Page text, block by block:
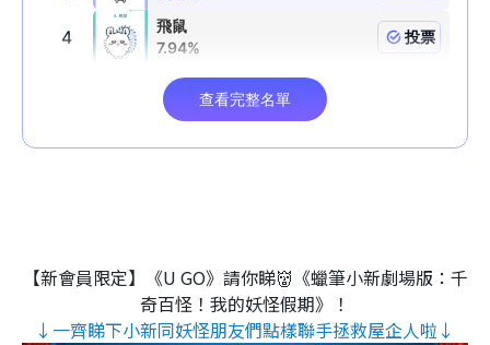
【新會員限定】《U GO》請你睇👹《蠟筆小新劇場版：千
奇百怪！我的妖怪假期》！
↓一齊睇下小新同妖怪朋友們點樣聯手拯救屋企人啦↓